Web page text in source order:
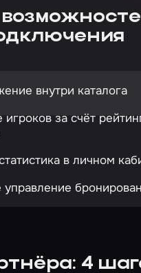
внутри каталога
за счёт
в личном
управление
4